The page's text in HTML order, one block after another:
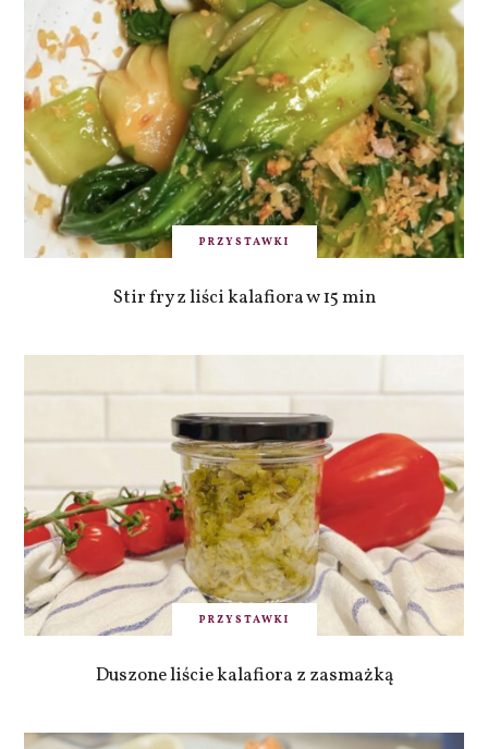
PRZYSTAWKI
Stir fry z liści kalafiora w 15 min
PRZYSTAWKI
Duszone liście kalafiora z zasmażką